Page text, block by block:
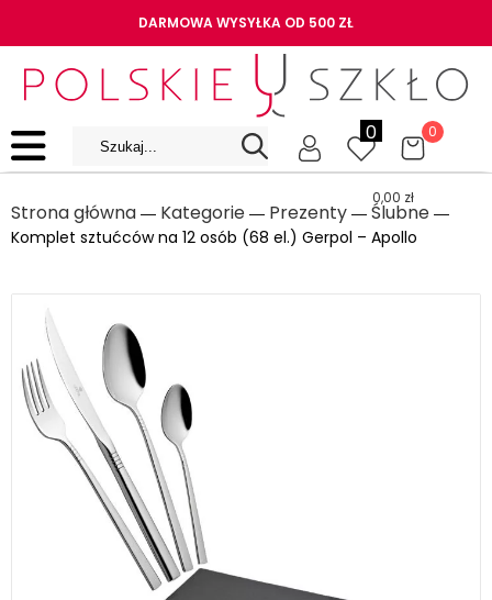
DARMOWA WYSYŁKA OD 500 ZŁ
0 0
0,00 zł
Strona główna ― Kategorie ― Prezenty ― Ślubne ―
Komplet sztućców na 12 osób (68 el.) Gerpol – Apollo